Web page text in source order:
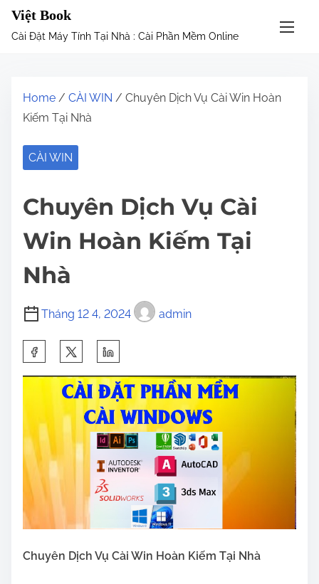
Việt Book
Cài Đặt Máy Tính Tại Nhà : Cài Phần Mềm Online
Home / CÀI WIN / Chuyên Dịch Vụ Cài Win Hoàn
Kiếm Tại Nhà
CÀI WIN
Chuyên Dịch Vụ Cài
Win Hoàn Kiếm Tại
Nhà
Tháng 12 4, 2024 admin
h
s
p
o
Chuyên Dịch Vụ Cài Win Hoàn Kiếm Tại Nhà